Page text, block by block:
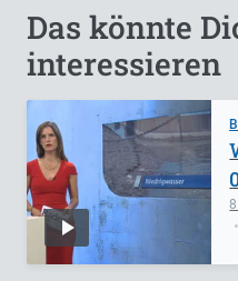
Das könnte
interessieren